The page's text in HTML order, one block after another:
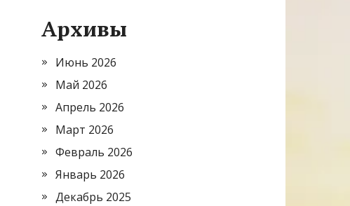
Архивы
Июнь 2026
Май 2026
Апрель 2026
Март 2026
Февраль 2026
Январь 2026
Декабрь 2025